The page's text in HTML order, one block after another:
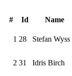
# Id Name
1 28 Stefan Wyss
2 31 Idris Birch